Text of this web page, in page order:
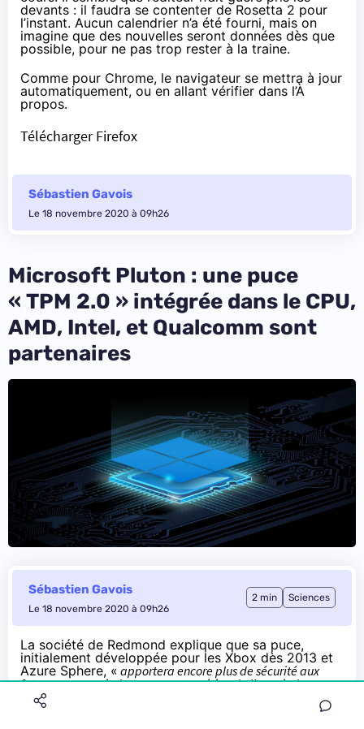
devants : il faudra se contenter de Rosetta 2 pour
l’instant. Aucun calendrier n’a été fourni, mais on
imagine que des nouvelles seront données dès que
possible, pour ne pas trop rester à la traine.
Comme pour Chrome, le navigateur se mettra à jour
automatiquement, ou en allant vérifier dans l’À
propos.
Télécharger Firefox
Sébastien Gavois
Le 18 novembre 2020 à 09h26
Microsoft Pluton : une puce
« TPM 2.0 » intégrée dans le CPU,
AMD, Intel, et Qualcomm sont
partenaires
Sébastien Gavois
Le 18 novembre 2020 à 09h26
2 min Sciences
La société de Redmond explique que sa puce,
initialement développée pour les Xbox dès 2013 et
Azure Sphere, « apportera encore plus de sécurité aux
futurs PC sous Windows». «Notre vision de l’avenir des PC
sous Windows est centrée sur la sécurité, directement
intégrée au processeur, où le matériel et les logiciels sont